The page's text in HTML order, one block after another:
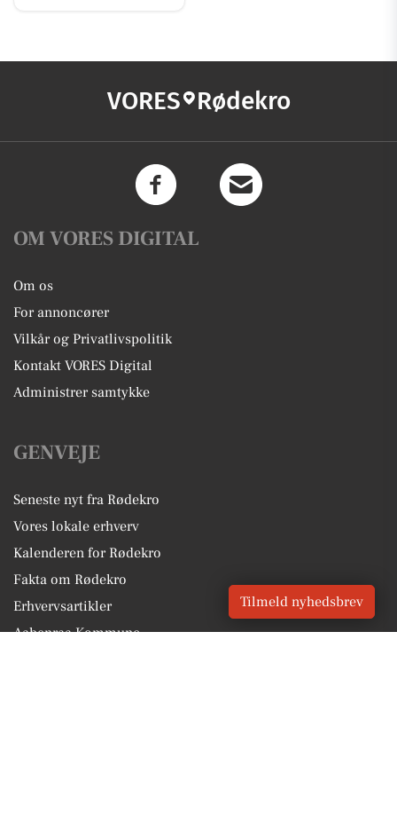
VORES Rødekro
OM VORES DIGITAL
Om os
For annoncører
Vilkår og Privatlivspolitik
Kontakt VORES Digital
Administrer samtykke
GENVEJE
Seneste nyt fra Rødekro
Vores lokale erhverv
Kalenderen for Rødekro
Fakta om Rødekro
Erhvervsartikler
Aabenraa Kommune
Tilmeld nyhedsbrev